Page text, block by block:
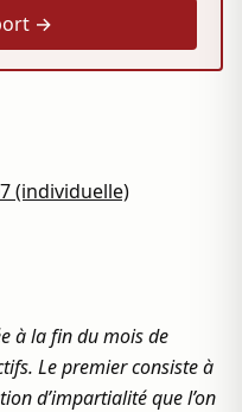
→
(individuelle)
à la fin du mois de
Le premier consiste à
d’impartialité que l’on